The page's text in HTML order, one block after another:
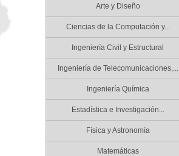
Arte y Diseño
Ciencias de la Computación y...
Ingeniería Civil y Estructural
Ingeniería de Telecomunicaciones,...
Ingeniería Química
Estadística e Investigación...
Física y Astronomía
Matemáticas